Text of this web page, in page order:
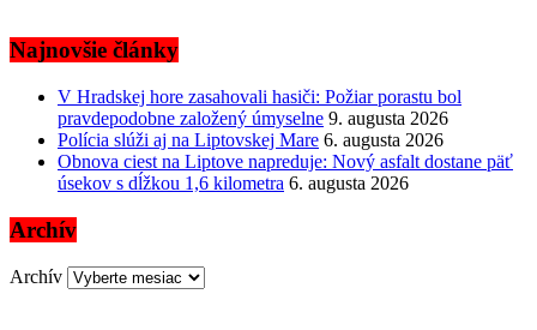
Najnovšie články
V Hradskej hore zasahovali hasiči: Požiar porastu bol
pravdepodobne založený úmyselne 9. augusta 2026
Polícia slúži aj na Liptovskej Mare 6. augusta 2026
Obnova ciest na Liptove napreduje: Nový asfalt dostane päť
úsekov s dĺžkou 1,6 kilometra 6. augusta 2026
Archív
Archív